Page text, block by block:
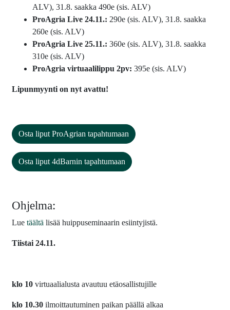
ALV), 31.8. saakka 490e (sis. ALV)
ProAgria Live 24.11.: 290e (sis. ALV), 31.8. saakka
260e (sis. ALV)
ProAgria Live 25.11.: 360e (sis. ALV), 31.8. saakka
310e (sis. ALV)
ProAgria virtuaalilippu 2pv: 395e (sis. ALV)
Lipunmyynti on nyt avattu!
Osta liput ProAgrian tapahtumaan
Osta liput 4dBarnin tapahtumaan
Ohjelma:
Lue täältä lisää huippuseminaarin esiintyjistä.
Tiistai 24.11.
klo 10 virtuaalialusta avautuu etäosallistujille
klo 10.30 ilmoittautuminen paikan päällä alkaa